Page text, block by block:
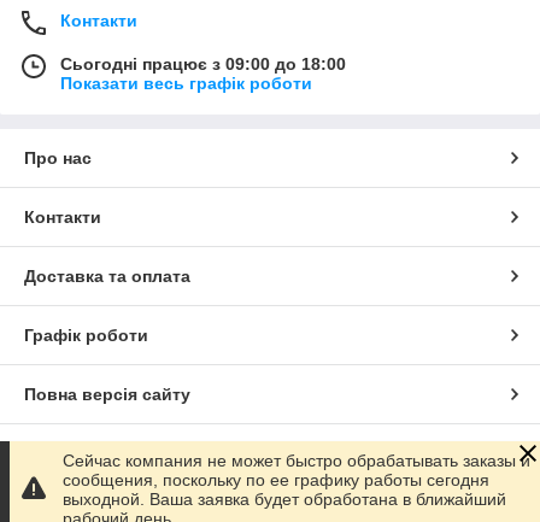
Контакти
Сьогодні працює з 09:00 до 18:00
Показати весь графік роботи
Про нас
Контакти
Доставка та оплата
Графік роботи
Повна версія сайту
Сайт створено на маркетплейсі Prom.ua
Політика конфіденційності
Сейчас компания не может быстро обрабатывать заказы и
сообщения, поскольку по ее графику работы сегодня
выходной. Ваша заявка будет обработана в ближайший